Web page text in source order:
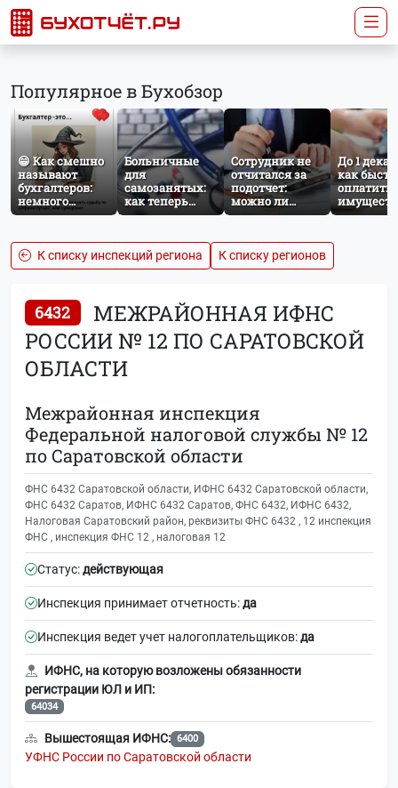
Популярное в Бухобзор
😁 Как смешно
называют
бухгалтеров:
немного
профессионального
Больничные
для
самозанятых:
как теперь
работает
социальное
страхование по
НПД
Сотрудник не
отчитался за
подотчет:
можно ли
удержать
зарплаты?
До 1
как
оплатить
налог за
К списку инспекций региона
К списку регионов
6432
МЕЖРАЙОННАЯ ИФНС
РОССИИ № 12 ПО САРАТОВСКОЙ
ОБЛАСТИ
Межрайонная инспекция
Федеральной налоговой службы № 12
по Саратовской области
ФНС 6432 Саратовской области, ИФНС 6432 Саратовской области,
ФНС 6432 Саратов, ИФНС 6432 Саратов, ФНС 6432, ИФНС 6432,
Налоговая Саратовский район, реквизиты ФНС 6432 , 12 инспекция
ФНС , инспекция ФНС 12 , налоговая 12
Статус:действующая
Инспекция принимает отчетность:да
Инспекция ведет учет налогоплательщиков:да
ИФНС, на которую возложены обязанности
регистрации ЮЛ и ИП:
64034
Вышестоящая ИФНС: 6400
УФНС России по Саратовской области